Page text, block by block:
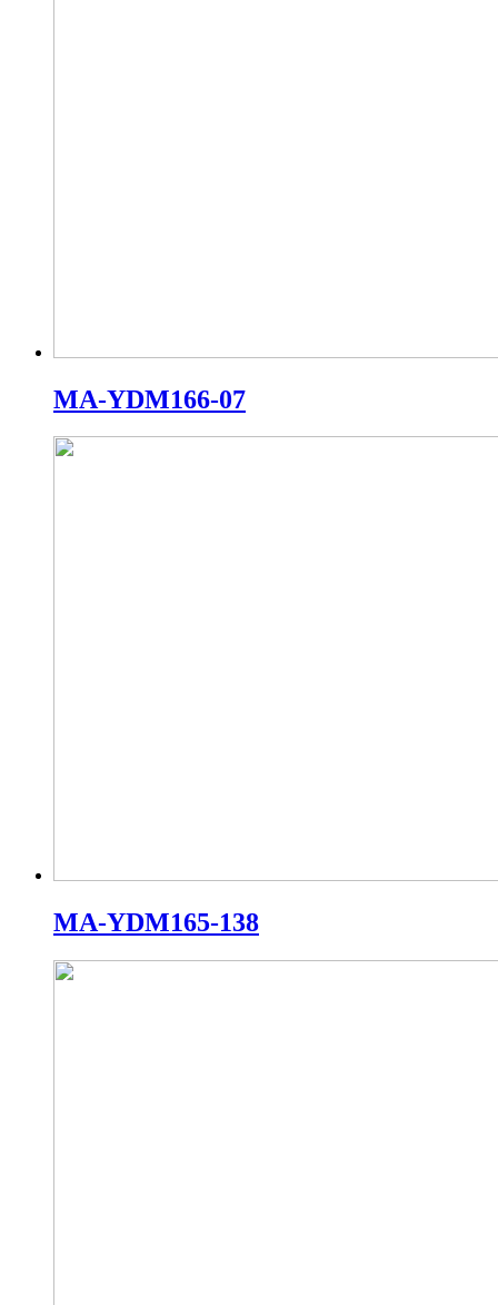
MA-YDM166-07
MA-YDM165-138